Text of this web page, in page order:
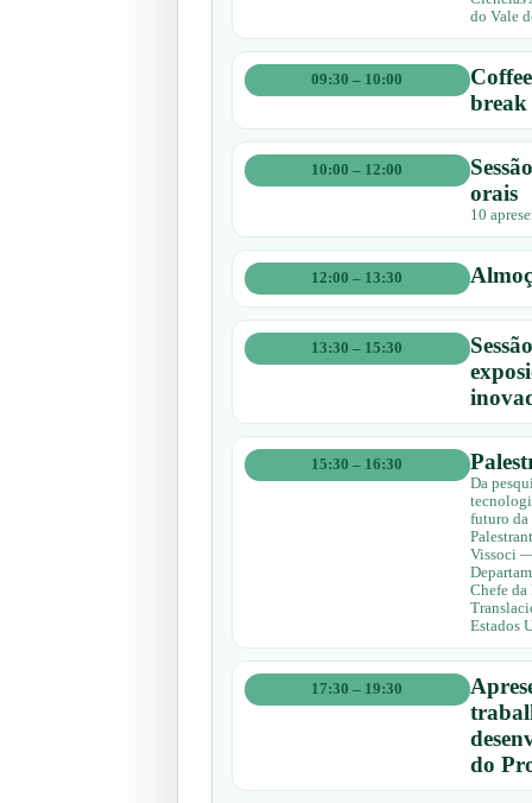
do Vale
09:30 – 10:00
Coffee
break
10:00 – 12:00
orais
10
12:00 – 13:30
13:30 – 15:30
15:30 – 16:30
Da
futuro da
Vissoci —
Chefe
Estados
17:30 – 19:30
do